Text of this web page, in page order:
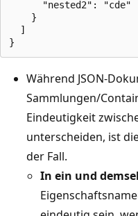
      "nested2": "cde"
    }
  ]
Während JSON-
Sammlungen/
Eindeutigkeit
unterscheiden, ist
der Fall.
In ein und